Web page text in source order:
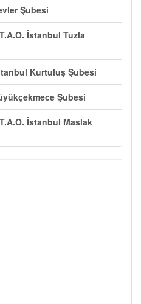
Şubesi
İstanbul Tuzla
Kurtuluş Şubesi
Şubesi
İstanbul Maslak